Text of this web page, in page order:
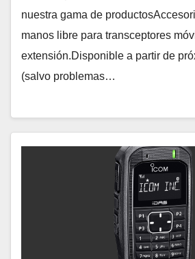
nuestra gama de
manos libre para transceptores
extensión.Disponible a partir de
(salvo problemas…